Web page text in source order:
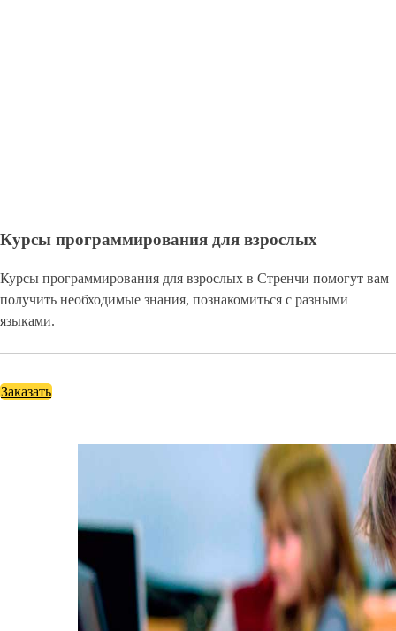
Курсы программирования для взрослых
Курсы программирования для взрослых в Стренчи помогут вам
получить необходимые знания, познакомиться с разными
языками.
Заказать